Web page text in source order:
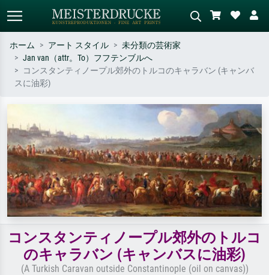
標準検索 AI画像検索
作家名・作品名・スタイルで検索
油絵、木のそばの立ち姿のヌー
ド。
ホーム アート スタイル
未分類の芸術家
Jan van（attr。To）フフテンブルへ
コンスタンティノープル郊外のトルコのキャラバン (キャンバ
スに油彩)
コンスタンティノープル郊外のトルコ
のキャラバン (キャンバスに油彩)
(A Turkish Caravan outside Constantinople (oil on canvas))